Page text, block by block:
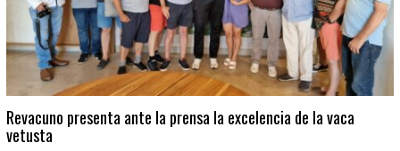
Revacuno presenta ante la prensa la excelencia de la vaca
vetusta